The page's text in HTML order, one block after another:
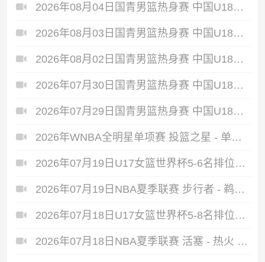
2026年08月04日国青男篮热身赛 中国U18男篮 - 加拿大大卫·安篮球学院 全场录像
2026年08月03日国青男篮热身赛 中国U18男篮 - 韩国东国大学 全场录像
2026年08月02日国青男篮热身赛 中国U18男篮 - 纽纳华丁闪电队 全场录像
2026年07月30日国青男篮热身赛 中国U18男篮 - 大卫·安篮球学院 全场录像
2026年07月29日国青男篮热身赛 中国U18男篮 - 纽纳华丁闪电队 全场录像
2026年WNBA全明星单项赛 投篮之星 - 单项赛 全场录像
2026年07月19日U17女篮世界杯5-6名排位赛 中国U17女篮 - 新西兰U17女篮 全场录像
2026年07月19日NBA夏季联赛 步行者 - 鹈鹕 全场录像
2026年07月18日U17女篮世界杯5-8名排位赛 斯洛文尼亚U17女篮 - 中国U17女篮 全场录像
2026年07月18日NBA夏季联赛 活塞 - 热火 全场录像